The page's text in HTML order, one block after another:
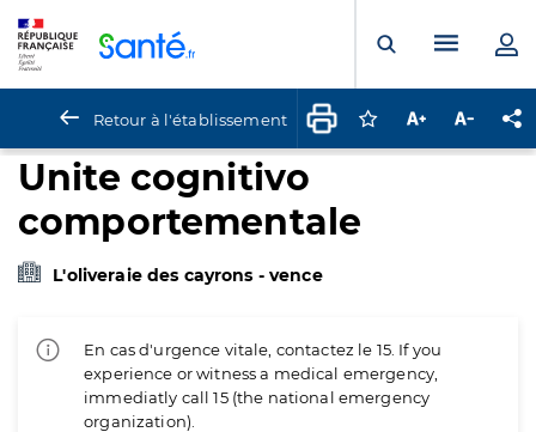
Ouvrir laMenu
Retour à l'établissement Connectez-vous
Augmenter la
Unite cognitivo
comportementale
L'oliveraie des cayrons - vence
En cas d'urgence vitale, contactez le 15. If you
experience or witness a medical emergency,
immediatly call 15 (the national emergency
organization).